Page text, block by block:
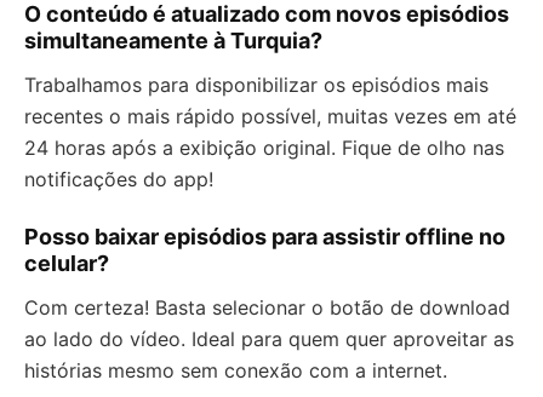
O conteúdo é atualizado com novos episódios
simultaneamente à Turquia?
Trabalhamos para disponibilizar os episódios mais
recentes o mais rápido possível, muitas vezes em até
24 horas após a exibição original. Fique de olho nas
notificações do app!
Posso baixar episódios para assistir offline no
celular?
Com certeza! Basta selecionar o botão de download
ao lado do vídeo. Ideal para quem quer aproveitar as
histórias mesmo sem conexão com a internet.